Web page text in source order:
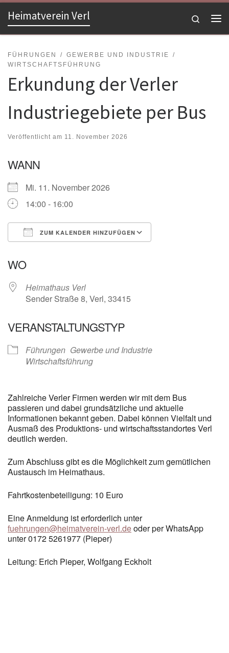
Zum Inhalt springen
Heimatverein Verl
Search
FÜHRUNGEN
GEWERBE UND INDUSTRIE
WIRTSCHAFTSFÜHRUNG
Erkundung der Verler
Industriegebiete per Bus
Veröffentlicht am 11. November 2026
WANN
Mi. 11. November 2026
14:00 - 16:00
ZUM KALENDER HINZUFÜGEN
WO
Heimathaus Verl
Sender Straße 8, Verl, 33415
VERANSTALTUNGSTYP
Führungen Gewerbe und Industrie
Wirtschaftsführung
Zahlreiche Verler Firmen werden wir mit dem Bus
passieren und dabei grundsätzliche und aktuelle
Informationen bekannt geben. Dabei können Vielfalt und
Ausmaß des Produktions- und wirtschaftsstandortes Verl
deutlich werden.
Zum Abschluss gibt es die Möglichkeit zum gemütlichen
Austausch im Heimathaus.
Fahrtkostenbeteiligung: 10 Euro
Eine Anmeldung ist erforderlich unter
fuehrungen@heimatverein-verl.deoder per WhatsApp
unter 0172 5261977 (Pieper)
Leitung: Erich Pieper, Wolfgang Eckholt